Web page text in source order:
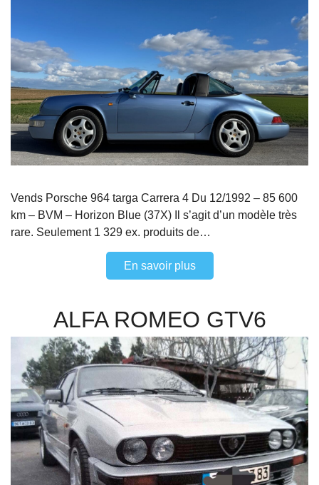
Vends Porsche 964 targa Carrera 4 Du 12/1992 – 85 600
km – BVM – Horizon Blue (37X) Il s’agit d’un modèle très
rare. Seulement 1 329 ex. produits de…
En savoir plus
ALFA ROMEO GTV6